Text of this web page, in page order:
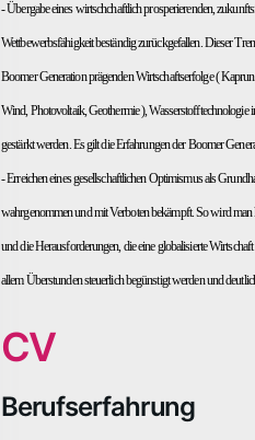
- Übergabe eines wirtschchaftlich prosperierenden,
Wettbewerbsfähigkeit beständig zurückgefallen. Dieser
Boomer Generation prägenden Wirtschaftserfolge (
Wind, Photovoltaik, Geothermie ), Wasserstofftechnologie
gestärkt werden. Es gilt die Erfahrungen der Boomer
- Erreichen eines gesellschaftlichen Optimismus als
wahrgenommen und mit Verboten bekämpft. So wird man
und die Herausforderungen, die eine globalisierte
allem Überstunden steuerlich begünstigt werden und
CV
Berufserfahrung